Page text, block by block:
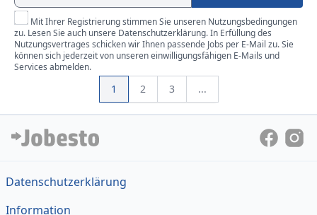
Mit Ihrer Registrierung stimmen Sie unseren Nutzungsbedingungen
zu. Lesen Sie auch unsere Datenschutzerklärung. In Erfüllung des
Nutzungsvertrages schicken wir Ihnen passende Jobs per E-Mail zu. Sie
können sich jederzeit von unseren einwilligungsfähigen E-Mails und
Services abmelden.
1 2 3 ...
Datenschutzerklärung
Information